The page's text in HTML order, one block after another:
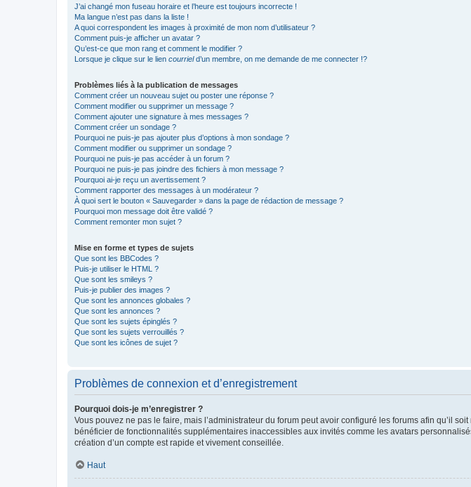
J’ai changé mon fuseau horaire et l’heure est toujours incorrecte !
Ma langue n’est pas dans la liste !
A quoi correspondent les images à proximité de mon nom d’utilisateur ?
Comment puis-je afficher un avatar ?
Qu’est-ce que mon rang et comment le modifier ?
Lorsque je clique sur le lien courrield’un membre, on me demande de me connecter !?
Problèmes liés à la publication de messages
Comment créer un nouveau sujet ou poster une réponse ?
Comment modifier ou supprimer un message ?
Comment ajouter une signature à mes messages ?
Comment créer un sondage ?
Pourquoi ne puis-je pas ajouter plus d’options à mon sondage ?
Comment modifier ou supprimer un sondage ?
Pourquoi ne puis-je pas accéder à un forum ?
Pourquoi ne puis-je pas joindre des fichiers à mon message ?
Pourquoi ai-je reçu un avertissement ?
Comment rapporter des messages à un modérateur ?
À quoi sert le bouton « Sauvegarder » dans la page de rédaction de message ?
Pourquoi mon message doit être validé ?
Comment remonter mon sujet ?
Mise en forme et types de sujets
Que sont les BBCodes ?
Puis-je utiliser le HTML ?
Que sont les smileys ?
Puis-je publier des images ?
Que sont les annonces globales ?
Que sont les annonces ?
Que sont les sujets épinglés ?
Que sont les sujets verrouillés ?
Que sont les icônes de sujet ?
Problèmes de connexion et d’enregistrement
Pourquoi dois-je m’enregistrer ?
Vous pouvez ne pas le faire, mais l’administrateur du forum peut avoir configuré les forums afin qu’il
bénéficier de fonctionnalités supplémentaires inaccessibles aux invités comme les avatars
création d’un compte est rapide et vivement conseillée.
Haut